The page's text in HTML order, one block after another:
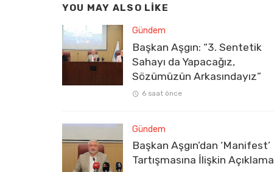
YOU MAY ALSO LIKE
Gündem
Başkan Aşgın: “3. Sentetik
Sahayı da Yapacağız,
Sözümüzün Arkasındayız”
6 saat önce
Gündem
Başkan Aşgın’dan ‘Manifest’
Tartışmasına İlişkin Açıklama